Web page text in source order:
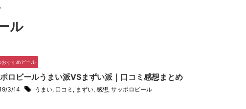
ル
おすすめビール
ロビールうまい派VSまずい派｜口コミ感想まとめ
3/14 うまい, 口コミ , まずい, 感想, サッポロビール